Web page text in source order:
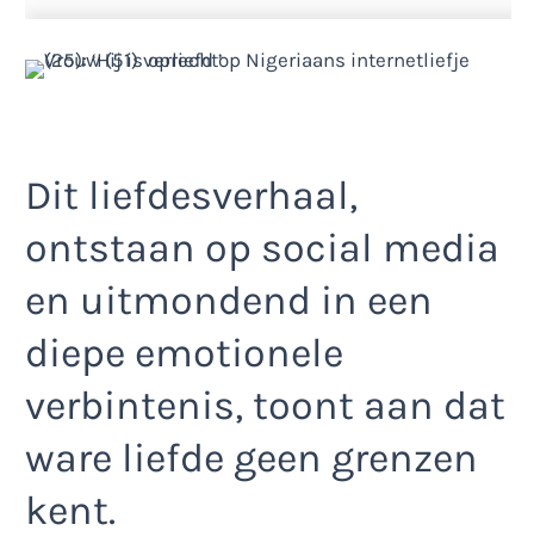
Dit liefdesverhaal,
ontstaan op social media
en uitmondend in een
diepe emotionele
verbintenis, toont aan dat
ware liefde geen grenzen
kent.